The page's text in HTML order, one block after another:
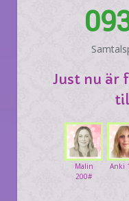
Just nu är
Anki
Malin
200#